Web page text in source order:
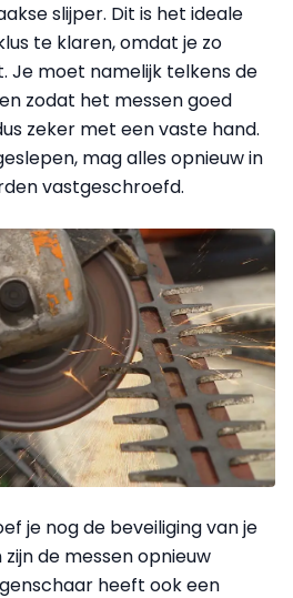
slijper. Dit is het ideale
te klaren, omdat je zo
Je moet namelijk telkens de
zodat het messen goed
zeker met een vaste hand.
mag alles opnieuw in
vastgeschroefd.
je nog de beveiliging van je
de messen opnieuw
heeft ook een